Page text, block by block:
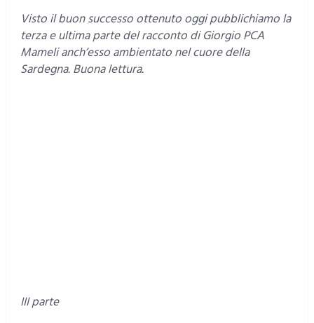
Visto il buon successo ottenuto oggi pubblichiamo la
terza e ultima parte del racconto di Giorgio PCA
Mameli anch’esso ambientato nel cuore della
Sardegna. Buona lettura.
III parte